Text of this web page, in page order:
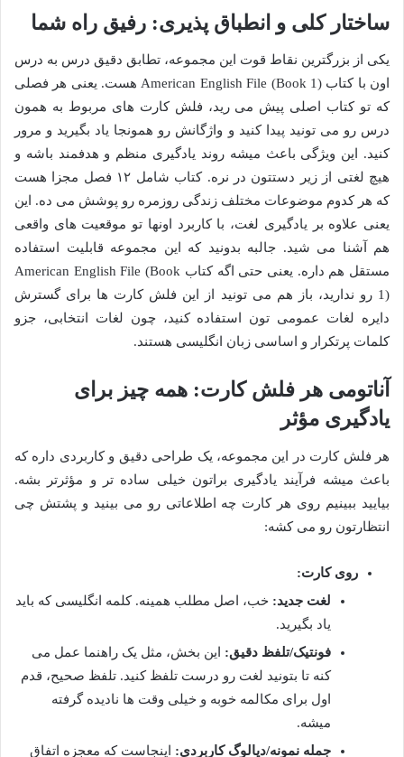
ساختار کلی و انطباق پذیری: رفیق راه شما
یکی از بزرگترین نقاط قوت این مجموعه، تطابق دقیق درس به درس
اون با کتاب American English File (Book 1) هست. یعنی هر فصلی
که تو کتاب اصلی پیش می رید، فلش کارت های مربوط به همون
درس رو می تونید پیدا کنید و واژگانش رو همونجا یاد بگیرید و مرور
کنید. این ویژگی باعث میشه روند یادگیری منظم و هدفمند باشه و
هیچ لغتی از زیر دستتون در نره. کتاب شامل ۱۲ فصل مجزا هست
که هر کدوم موضوعات مختلف زندگی روزمره رو پوشش می ده. این
یعنی علاوه بر یادگیری لغت، با کاربرد اونها تو موقعیت های واقعی
هم آشنا می شید. جالبه بدونید که این مجموعه قابلیت استفاده
مستقل هم داره. یعنی حتی اگه کتاب American English File (Book
1) رو ندارید، باز هم می تونید از این فلش کارت ها برای گسترش
دایره لغات عمومی تون استفاده کنید، چون لغات انتخابی، جزو
کلمات پرتکرار و اساسی زبان انگلیسی هستند.
آناتومی هر فلش کارت: همه چیز برای
یادگیری مؤثر
هر فلش کارت در این مجموعه، یک طراحی دقیق و کاربردی داره که
باعث میشه فرآیند یادگیری براتون خیلی ساده تر و مؤثرتر بشه.
بیایید ببینیم روی هر کارت چه اطلاعاتی رو می بینید و پشتش چی
انتظارتون رو می کشه:
روی کارت:
لغت جدید: خب، اصل مطلب همینه. کلمه انگلیسی که باید
یاد بگیرید.
فونتیک/تلفظ دقیق: این بخش، مثل یک راهنما عمل می
کنه تا بتونید لغت رو درست تلفظ کنید. تلفظ صحیح، قدم
اول برای مکالمه خوبه و خیلی وقت ها نادیده گرفته
میشه.
جمله نمونه/دیالوگ کاربردی: اینجاست که معجزه اتفاق